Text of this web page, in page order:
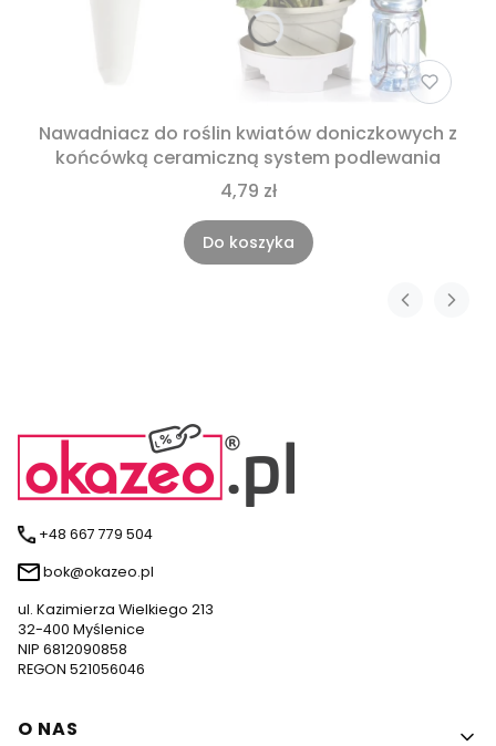
Nawadniacz do roślin kwiatów doniczkowych z
końcówką ceramiczną system podlewania
4,79 zł
Do koszyka
+48 667 779 504
bok@okazeo.pl
ul. Kazimierza Wielkiego 213
32-400 Myślenice
NIP 6812090858
REGON 521056046
Linki w stopce
O NAS